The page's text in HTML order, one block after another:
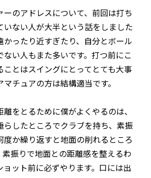
ーのアドレスについて、前回は打ち
いない人が大半という話をしました
かったり近すぎたり、自分とボール
ない人もまた多いです。打つ前にこ
ことはスイングにとってとても大事
チュアの方は結構適当です。
をとるために僕がよくやるのは、
らしたところでクラブを持ち、素振
度か繰り返すと地面の削れるところ
振りで地面との距離感を整えるわ
ョット前に必ずやります。口には出